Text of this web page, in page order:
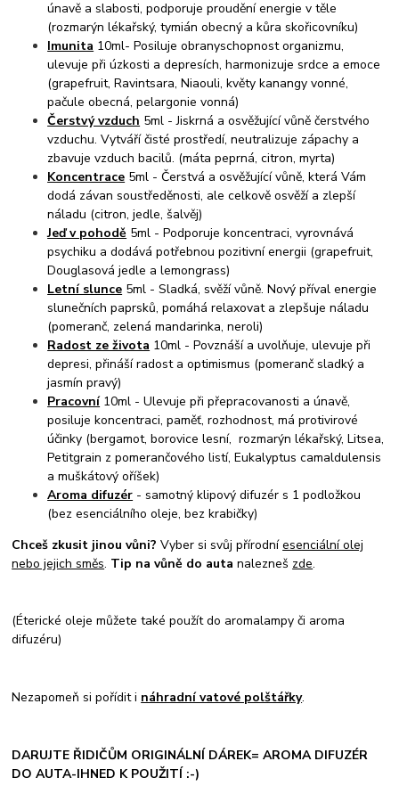
únavě a slabosti, podporuje proudění energie v těle
(rozmarýn lékařský, tymián obecný a kůra skořicovníku)
Imunita 10ml- Posiluje obranyschopnost organizmu,
ulevuje při úzkosti a depresích, harmonizuje srdce a emoce
(grapefruit, Ravintsara, Niaouli, květy kanangy vonné,
pačule obecná, pelargonie vonná)
Čerstvý vzduch 5ml - Jiskrná a osvěžující vůně čerstvého
vzduchu. Vytváří čisté prostředí, neutralizuje zápachy a
zbavuje vzduch bacilů. (máta peprná, citron, myrta)
Koncentrace 5ml - Čerstvá a osvěžující vůně, která Vám
dodá závan soustředěnosti, ale celkově osvěží a zlepší
náladu (citron, jedle, šalvěj)
Jeď v pohodě 5ml - Podporuje koncentraci, vyrovnává
psychiku a dodává potřebnou pozitivní energii (grapefruit,
Douglasová jedle a lemongrass)
Letní slunce 5ml - Sladká, svěží vůně. Nový příval energie
slunečních paprsků, pomáhá relaxovat a zlepšuje náladu
(pomeranč, zelená mandarinka, neroli)
Radost ze života 10ml - Povznáší a uvolňuje, ulevuje při
depresi, přináší radost a optimismus (pomeranč sladký a
jasmín pravý)
Pracovní10ml - Ulevuje při přepracovanosti a únavě,
posiluje koncentraci, paměť, rozhodnost, má protivirové
účinky (bergamot, borovice lesní, rozmarýn lékařský, Litsea,
Petitgrain z pomerančového listí, Eukalyptus camaldulensis
a muškátový oříšek)
Aroma difuzér - samotný klipový difuzér s 1 podložkou
(bez esenciálního oleje, bez krabičky)
Chceš zkusit jinou vůni? Vyber si svůj přírodníesenciální olej
nebo jejich směs. Tip na vůně do autanalezneš zde.
(Éterické oleje můžete také použít do aromalampy či aroma
difuzéru)
Nezapomeň si pořídit i náhradní vatové polštářky.
DARUJTE ŘIDIČŮM ORIGINÁLNÍ DÁREK= AROMA DIFUZÉR
DO AUTA-IHNED K POUŽITÍ :-)